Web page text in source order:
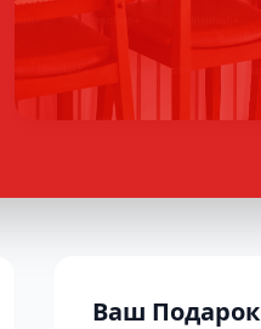
Ваш Подарок